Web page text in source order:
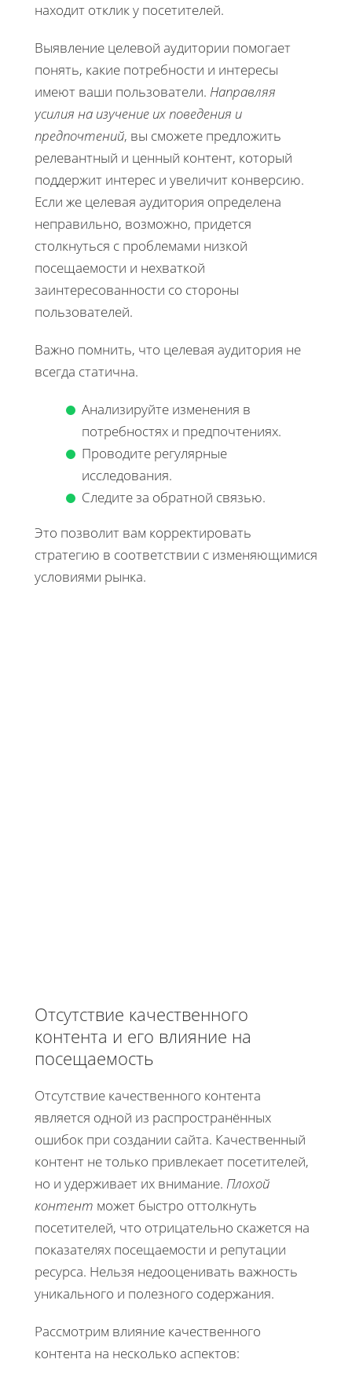
находит отклик у посетителей.
Выявление целевой аудитории помогает
понять, какие потребности и интересы
имеют ваши пользователи. Направляя
усилия на изучение их поведения и
предпочтений, вы сможете предложить
релевантный и ценный контент, который
поддержит интерес и увеличит конверсию.
Если же целевая аудитория определена
неправильно, возможно, придется
столкнуться с проблемами низкой
посещаемости и нехваткой
заинтересованности со стороны
пользователей.
Важно помнить, что целевая аудитория не
всегда статична.
Анализируйте изменения в
потребностях и предпочтениях.
Проводите регулярные
исследования.
Следите за обратной связью.
Это позволит вам корректировать
стратегию в соответствии с изменяющимися
условиями рынка.
Отсутствие качественного
контента и его влияние на
посещаемость
Отсутствие качественного контента
является одной из распространённых
ошибок при создании сайта. Качественный
контент не только привлекает посетителей,
но и удерживает их внимание. Плохой
контент может быстро оттолкнуть
посетителей, что отрицательно скажется на
показателях посещаемости и репутации
ресурса. Нельзя недооценивать важность
уникального и полезного содержания.
Рассмотрим влияние качественного
контента на несколько аспектов: